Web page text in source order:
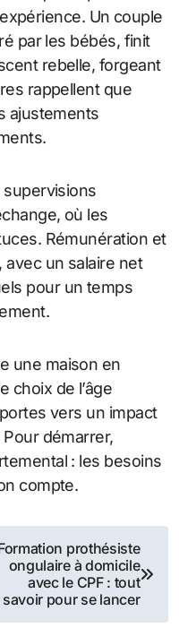
Un couple
par les bébés, finit
rebelle, forgeant
rappellent que
ajustements
supervisions
où les
Rémunération et
un salaire net
pour un temps
une maison en
choix de l’âge
vers un impact
démarrer,
: les besoins
compte.
prothésiste
ongulaire à domicile
avec le CPF : tout
savoir pour se lancer